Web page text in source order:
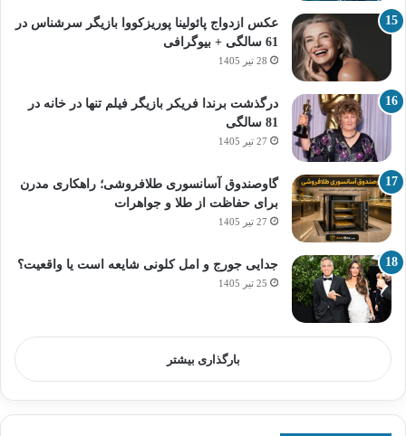
عکس ازدواج پائولینا پوریزکووا بازیگر سرشناس در
61 سالگی + بیوگرافی
28 تیر 1405
درگذشت برندا فریکر بازیگر فیلم تنها در خانه در
81 سالگی
27 تیر 1405
گاوصندوق آسانسوری طلافروشی؛ راهکاری مدرن
برای حفاظت از طلا و جواهرات
27 تیر 1405
جدایی جورج و امل کلونی شایعه است یا واقعیت؟
25 تیر 1405
بارگذاری بیشتر